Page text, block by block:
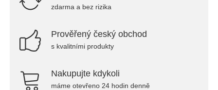
zdarma a bez rizika
Prověřený český obchod
s kvalitními produkty
Nakupujte kdykoli
máme otevřeno 24 hodin denně